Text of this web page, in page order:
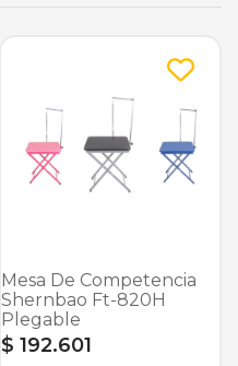
Mesa De Competencia
Shernbao Ft-820H
Plegable
$ 192.601